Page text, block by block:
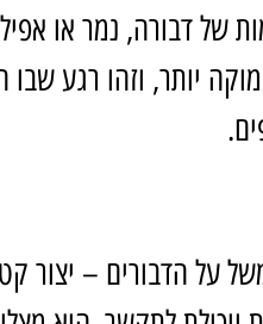
דבורה, נמר או
יותר, וזהו רגע שבו
על הדבורים – יצור